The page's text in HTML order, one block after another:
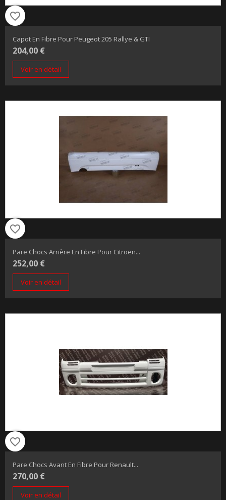
favorite_border
Capot En Fibre Pour Peugeot 205 Rallye & GTI
204,00 €
Voir en détail
favorite_border
Pare Chocs Arrière En Fibre Pour Citroën...
252,00 €
Voir en détail
favorite_border
Pare Chocs Avant En Fibre Pour Renault...
270,00 €
Voir en détail